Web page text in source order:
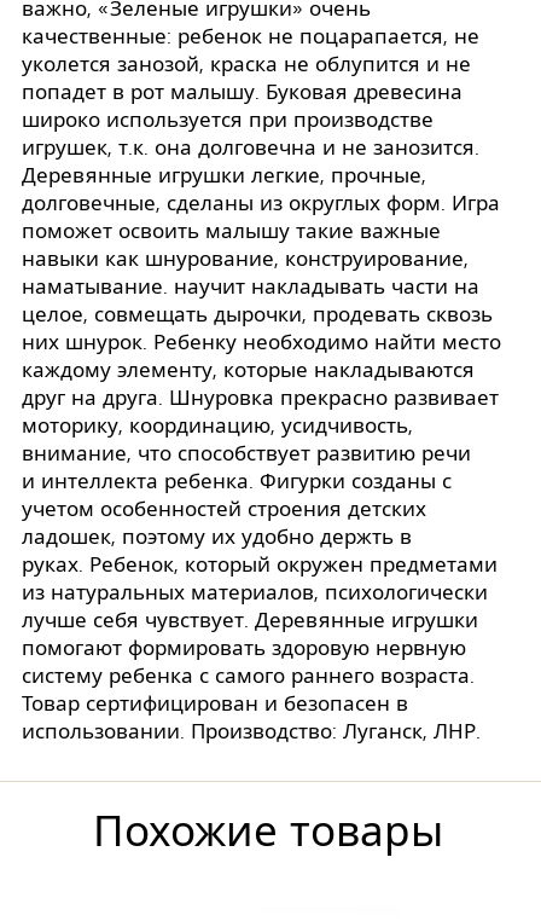
важно, «Зеленые игрушки» очень
качественные: ребенок не поцарапается, не
уколется занозой, краска не облупится и не
попадет в рот малышу. Буковая древесина
широко используется при производстве
игрушек, т.к. она долговечна и не занозится.
Деревянные игрушки легкие, прочные,
долговечные, сделаны из округлых форм. Игра
поможет освоить малышу такие важные
навыки как шнурование, конструирование,
наматывание. научит накладывать части на
целое, совмещать дырочки, продевать сквозь
них шнурок. Ребенку необходимо найти место
каждому элементу, которые накладываются
друг на друга. Шнуровка прекрасно развивает
моторику, координацию, усидчивость,
внимание, что способствует развитию речи
и интеллекта ребенка. Фигурки созданы с
учетом особенностей строения детских
ладошек, поэтому их удобно держть в
руках. Ребенок, который окружен предметами
из натуральных материалов, психологически
лучше себя чувствует. Деревянные игрушки
помогают формировать здоровую нервную
систему ребенка с самого раннего возраста.
Товар сертифицирован и безопасен в
использовании. Производство: Луганск, ЛНР.
Похожие товары